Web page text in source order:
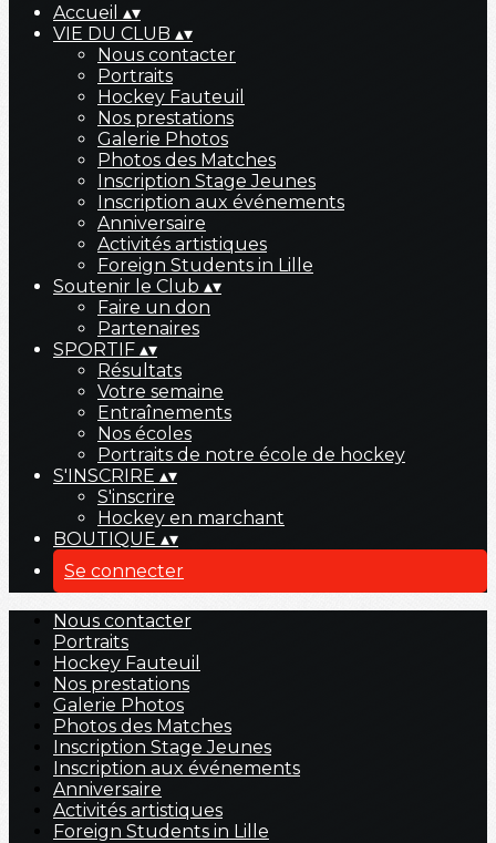
Accueil ▴▾
VIE DU CLUB ▴▾
Nous contacter
Portraits
Hockey Fauteuil
Nos prestations
Galerie Photos
Photos des Matches
Inscription Stage Jeunes
Inscription aux événements
Anniversaire
Activités artistiques
Foreign Students in Lille
Soutenir le Club ▴▾
Faire un don
Partenaires
SPORTIF ▴▾
Résultats
Votre semaine
Entraînements
Nos écoles
Portraits de notre école de hockey
S'INSCRIRE ▴▾
S'inscrire
Hockey en marchant
BOUTIQUE ▴▾
Se connecter
Nous contacter
Portraits
Hockey Fauteuil
Nos prestations
Galerie Photos
Photos des Matches
Inscription Stage Jeunes
Inscription aux événements
Anniversaire
Activités artistiques
Foreign Students in Lille